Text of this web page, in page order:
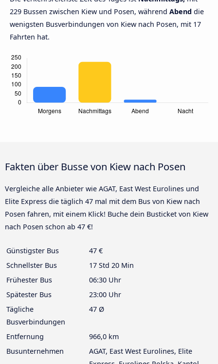
229 Bussen zwischen Kiew und Posen, während Abend die
wenigsten Busverbindungen von Kiew nach Posen, mit 17
Fahrten hat.
Fakten über Busse von Kiew nach Posen
Vergleiche alle Anbieter wie AGAT, East West Eurolines und
Elite Express die täglich 47 mal mit dem Bus von Kiew nach
Posen fahren, mit einem Klick! Buche dein Busticket von Kiew
nach Posen schon ab 47 €!
Günstigster Bus
47 €
Schnellster Bus
17 Std 20 Min
Frühester Bus
06:30 Uhr
Spätester Bus
23:00 Uhr
Tägliche
Busverbindungen
47 Ø
Entfernung
966,0 km
Busunternehmen
AGAT, East West Eurolines, Elite